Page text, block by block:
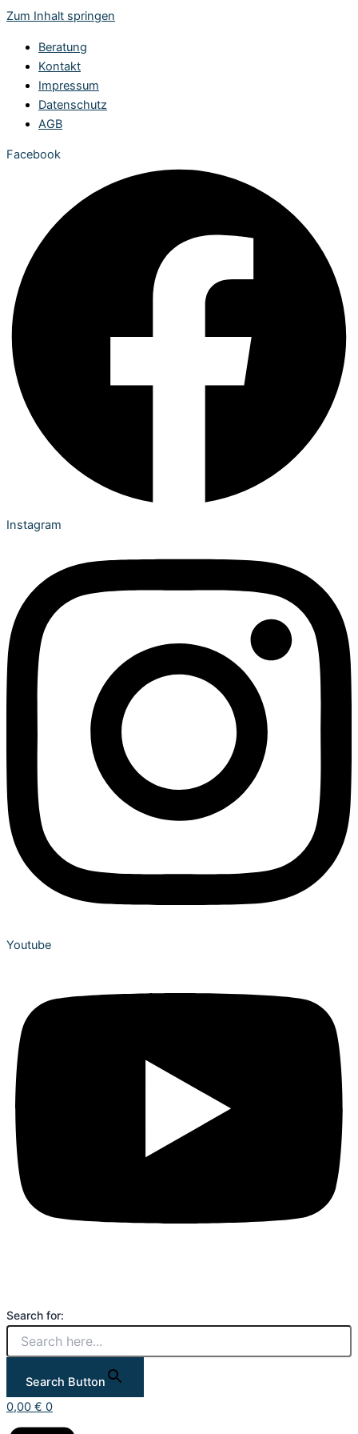
Zum Inhalt springen
Beratung
Kontakt
Impressum
Datenschutz
AGB
Facebook
Instagram
Youtube
Search for:
Search Button
0,00 € 0